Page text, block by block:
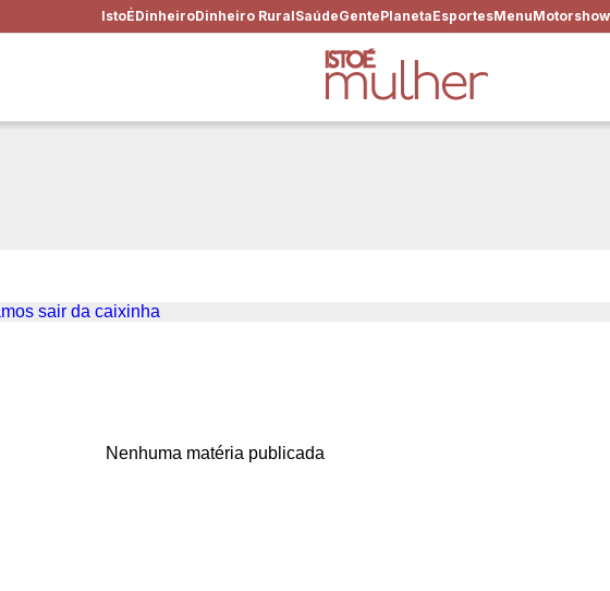
IstoÉDinheiroDinheiro RuralSaúdeGentePlanetaEsportesMenuMotorshow
Nenhuma matéria publicada